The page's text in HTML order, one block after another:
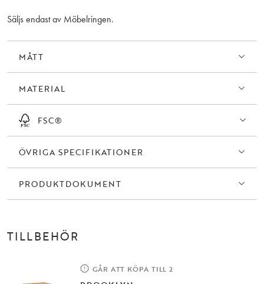
av underrede. I den breda Brooklyn Serien ingår även förvaring,
soffbord och tv-bänk - samtliga delar är FSC®-certifierade.
Säljs endast av Möbelringen.
MÅTT
MATERIAL
FSC®
ÖVRIGA SPECIFIKATIONER
PRODUKTDOKUMENT
TILLBEHÖR
GÅR ATT KÖPA TILL 2